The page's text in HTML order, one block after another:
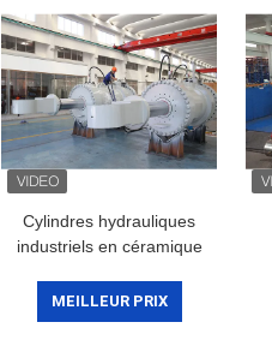
Cylindres hydrauliques
industriels en céramique
pour le transport de
récipient
MEILLEUR PRIX